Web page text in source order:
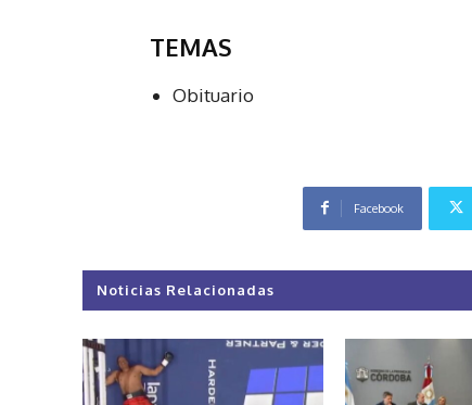
TEMAS
Obituario
Facebook
Noticias Relacionadas